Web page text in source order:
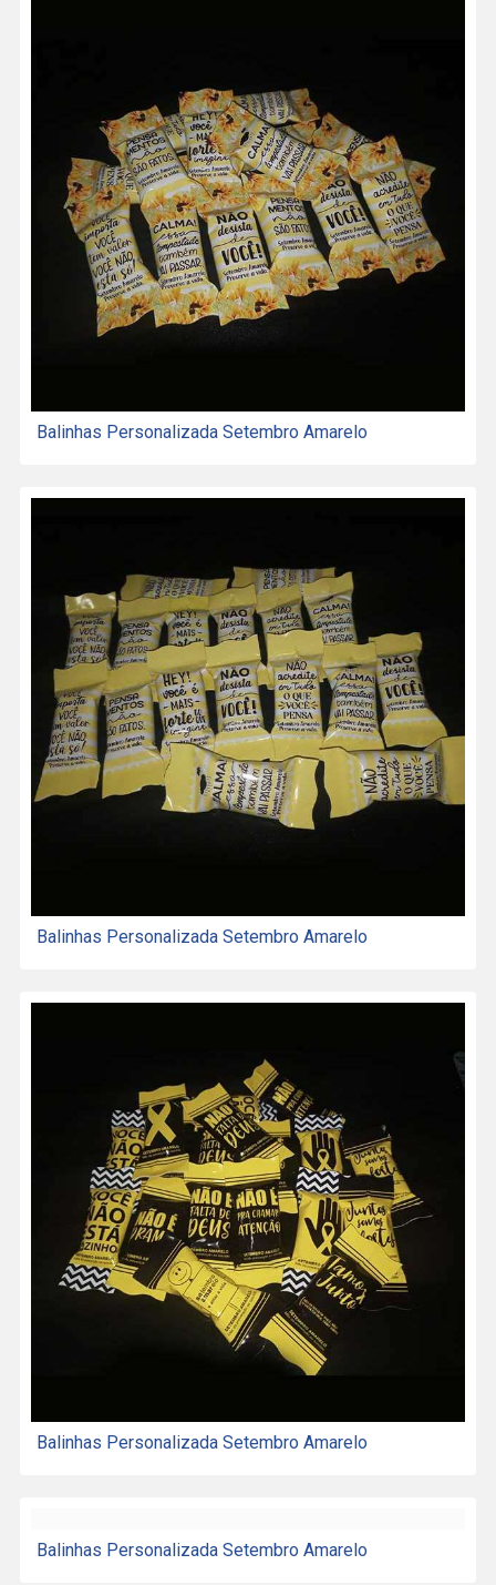
Balinhas Personalizada Setembro Amarelo
Balinhas Personalizada Setembro Amarelo
Balinhas Personalizada Setembro Amarelo
Balinhas Personalizada Setembro Amarelo